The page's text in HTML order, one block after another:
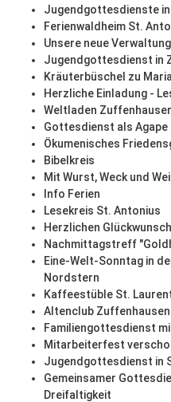
Jugendgottesdienste
Ferienwaldheim St.
Unsere neue
Jugendgottesdienst in
Kräuterbüschel zu
Herzliche Einladung -
Weltladen
Gottesdienst als Agape
Ökumenisches
Bibelkreis
Mit Wurst, Weck und
Info Ferien
Lesekreis St. Antonius
Herzlichen Glückwunsch
Nachmittagstreff
Eine-Welt-Sonntag in
Nordstern
Kaffeestüble St.
Altenclub Zuffenhausen
Familiengottesdienst
Mitarbeiterfest
Jugendgottesdienst in
Gemeinsamer
Dreifaltigkeit